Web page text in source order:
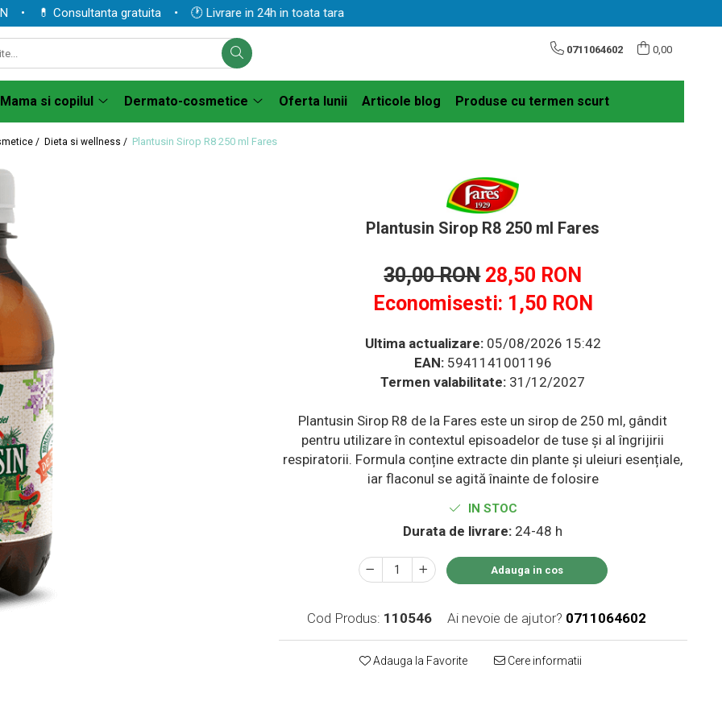
• 💊 Consultanta gratuita • 🕐 Livrare in 24h in toata tara
0711064602 0,00
Mama si copilul Dermato-cosmetice Oferta lunii Articole blog Produse cu termen scurt
/ Dieta si wellness / Plantusin Sirop R8 250 ml Fares
Plantusin Sirop R8 250 ml Fares
30,00 RON 28,50 RON
Economisesti: 1,50 RON
Ultima actualizare:05/08/2026 15:42
EAN:5941141001196
Termen valabilitate: 31/12/2027
Plantusin Sirop R8 de la Fares este un sirop de 250 ml, gândit
pentru utilizare în contextul episoadelor de tuse și al îngrijirii
respiratorii. Formula conține extracte din plante și uleiuri esențiale,
iar flaconul se agită înainte de folosire
IN STOC
Durata de livrare: 24-48 h
Adauga in cos
Cod Produs: 110546 Ai nevoie de ajutor? 0711064602
Adauga la Favorite Cere informatii